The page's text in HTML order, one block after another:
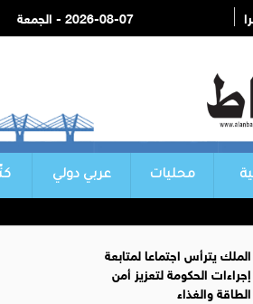
2026-08-07 - الجمعة
محليات عربي دولي
الملك يترأس اجتماعا لمتابعة
إجراءات الحكومة لتعزيز أمن
الطاقة والغذاء